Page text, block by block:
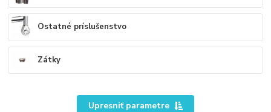
Ostatné príslušenstvo
Zátky
Upresniť parametre